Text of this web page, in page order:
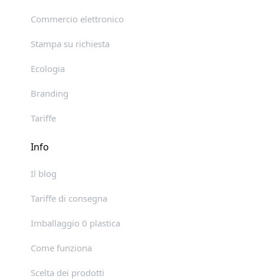
Commercio elettronico
Stampa su richiesta
Ecologia
Branding
Tariffe
Info
Il blog
Tariffe di consegna
Imballaggio 0 plastica
Come funziona
Scelta dei prodotti